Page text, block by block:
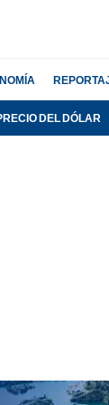
DEL DÓLAR